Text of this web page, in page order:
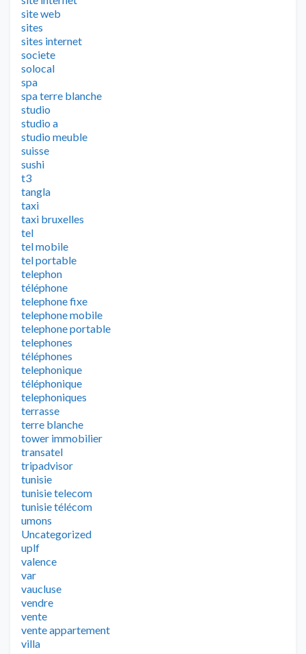
site web
sites
sites internet
societe
solocal
spa
spa terre blanche
studio
studio a
studio meuble
suisse
sushi
t3
tangla
taxi
taxi bruxelles
tel
tel mobile
tel portable
telephon
téléphone
telephone fixe
telephone mobile
telephone portable
telephones
téléphones
telephonique
téléphonique
telephoniques
terrasse
terre blanche
tower immobilier
transatel
tripadvisor
tunisie
tunisie telecom
tunisie télécom
umons
Uncategorized
uplf
valence
var
vaucluse
vendre
vente
vente appartement
villa